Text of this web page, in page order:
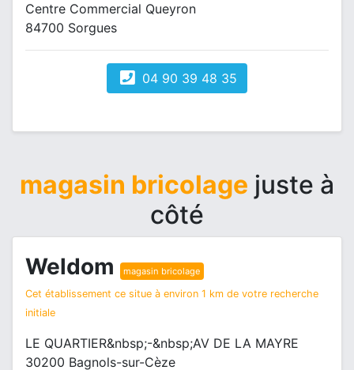
Centre Commercial Queyron
84700 Sorgues
04 90 39 48 35
magasin bricolage juste à
côté
Weldom magasin bricolage
Cet établissement ce situe à environ 1 km de votre recherche
initiale
LE QUARTIER&nbsp;-&nbsp;AV DE LA MAYRE
30200 Bagnols-sur-Cèze